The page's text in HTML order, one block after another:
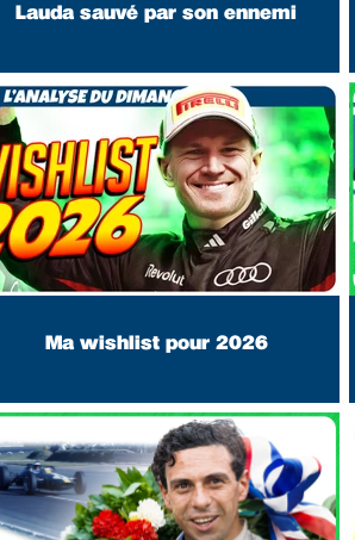
Lauda sauvé par son ennemi
Ma wishlist pour 2026